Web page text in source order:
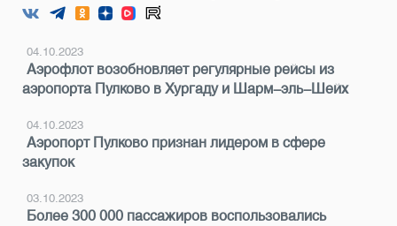
04.10.2023
Аэрофлот возобновляет регулярные рейсы из
аэропорта Пулково в Хургаду и Шарм-эль-Шейх
04.10.2023
Аэропорт Пулково признан лидером в сфере
закупок
03.10.2023
Более 300 000 пассажиров воспользовались